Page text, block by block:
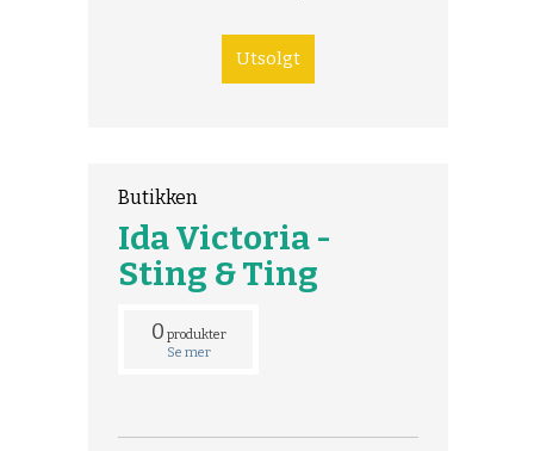
Butikken
Ida Victoria -
Sting & Ting
0 produkter
Se mer